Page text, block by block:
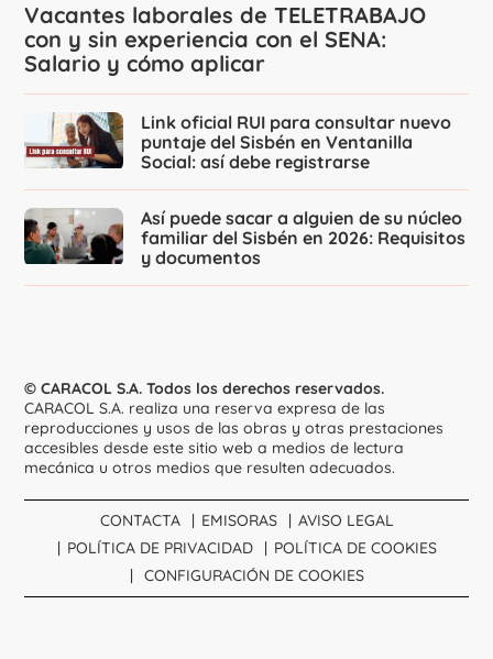
Vacantes laborales de TELETRABAJO
con y sin experiencia con el SENA:
Salario y cómo aplicar
Link oficial RUI para consultar nuevo
puntaje del Sisbén en Ventanilla
Social: así debe registrarse
Así puede sacar a alguien de su núcleo
familiar del Sisbén en 2026: Requisitos
y documentos
© CARACOL S.A. Todos los derechos reservados.
CARACOL S.A. realiza una reserva expresa de las
reproducciones y usos de las obras y otras prestaciones
accesibles desde este sitio web a medios de lectura
mecánica u otros medios que resulten adecuados.
CONTACTA EMISORAS
AVISO LEGAL
POLÍTICA DE PRIVACIDAD
POLÍTICA DE COOKIES
CONFIGURACIÓN DE COOKIES